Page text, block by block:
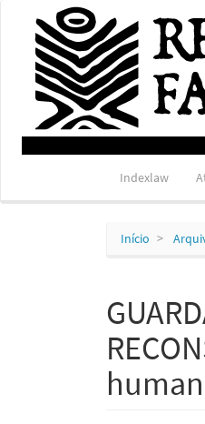
Navegação
Principal
Conteúdo
principal
Barra
Lateral
Indexlaw
Início